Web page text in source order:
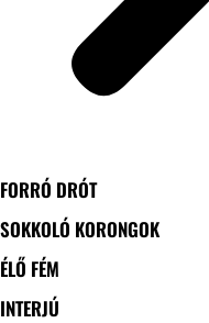
FORRÓ DRÓT
SOKKOLÓ KORONGOK
ÉLŐ FÉM
INTERJÚ